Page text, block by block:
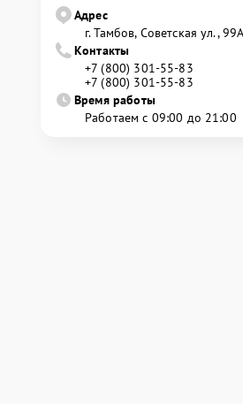
Адрес
г. Тамбов, Советская ул., 99А
Контакты
+7 (800) 301-55-83
+7 (800) 301-55-83
Время работы
Работаем с 09:00 до 21:00